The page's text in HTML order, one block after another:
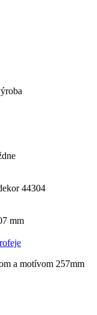
44304
mm
a motívom 257mm